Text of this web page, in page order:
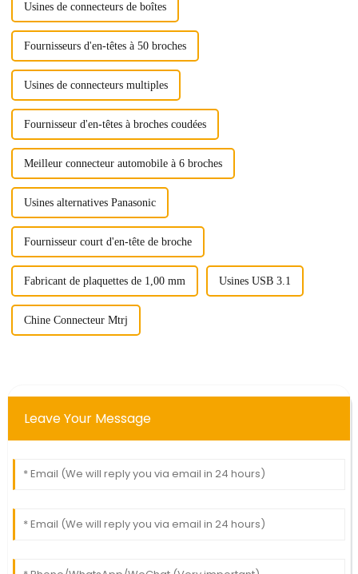
Usines de connecteurs de boîtes
Fournisseurs d'en-têtes à 50 broches
Usines de connecteurs multiples
Fournisseur d'en-têtes à broches coudées
Meilleur connecteur automobile à 6 broches
Usines alternatives Panasonic
Fournisseur court d'en-tête de broche
Fabricant de plaquettes de 1,00 mm Usines USB 3.1
Chine Connecteur Mtrj
Leave Your Message